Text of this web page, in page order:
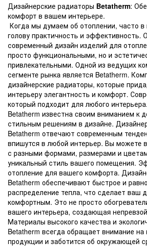
Дизайнерские радиаторы Betatherm:
комфорт в вашем интерьере.
Когда мы думаем об отоплении, часто в
голову практичность и эффективность.
современный дизайн изделий для
просто функциональными, но и
привлекательными. Одной из ведущих
сегменте рынка является Betatherm.
дизайнерские радиаторы, которые
интерьеру элегантность и комфорт.
который подходит для любого
Betatherm известна своим вниманием к
стильным решениям в дизайне.
Betatherm отвечают современным
впишутся в любой интерьер. Вы можете
с разными формами, размерами и
уникальный стиль вашего помещения.
отопление для вашего комфорта.
Betatherm обеспечивают быстрое и
распределение тепла, что сделает ваш
комфортным. Это не просто
вашего интерьера, создающая
Материалы высокого качества и
Betatherm всегда обращает внимание на
продукции и заботится об окружающей